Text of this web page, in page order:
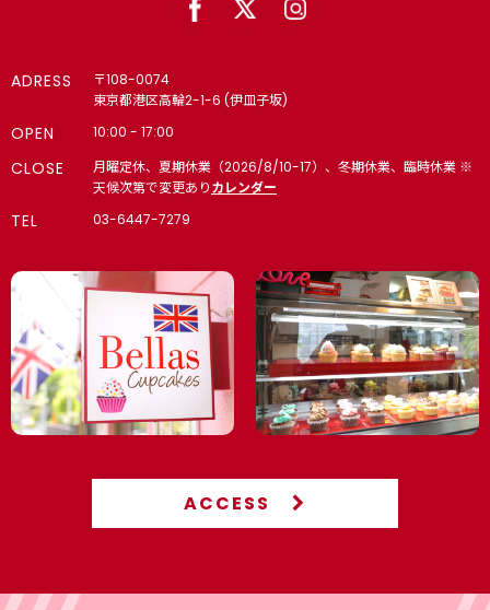
ADRESS
〒108-0074
東京都港区高輪2-1-6 (伊皿子坂)
OPEN 10:00 - 17:00
CLOSE
月曜定休、夏期休業（2026/8/10-17）、冬期休業、臨時休業 ※
天候次第で変更ありカレンダー
TEL 03-6447-7279
ACCESS